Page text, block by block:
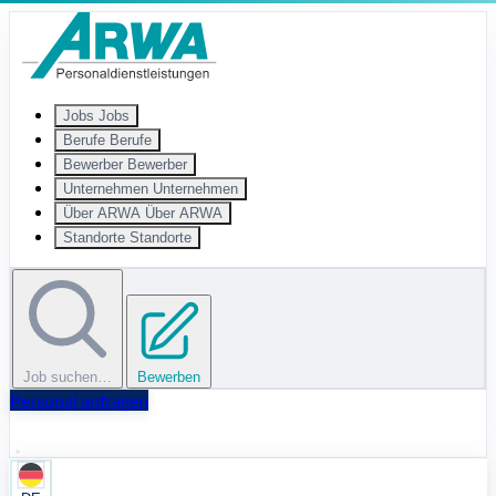
Zum Hauptinhalt springen
Jobs Jobs
Berufe Berufe
Bewerber Bewerber
Unternehmen Unternehmen
Über ARWA Über ARWA
Standorte Standorte
Job suchen… Bewerben
Personal anfragen